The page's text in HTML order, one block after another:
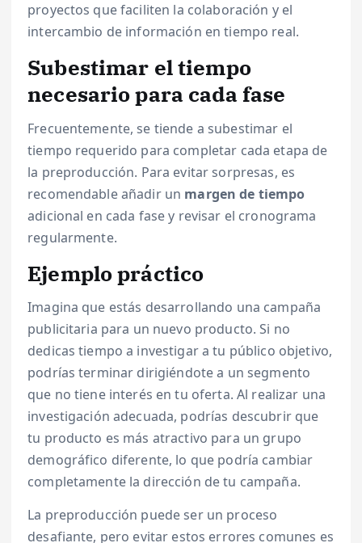
proyectos que faciliten la colaboración y el
intercambio de información en tiempo real.
Subestimar el tiempo
necesario para cada fase
Frecuentemente, se tiende a subestimar el
tiempo requerido para completar cada etapa de
la preproducción. Para evitar sorpresas, es
recomendable añadir un margen de tiempo
adicional en cada fase y revisar el cronograma
regularmente.
Ejemplo práctico
Imagina que estás desarrollando una campaña
publicitaria para un nuevo producto. Si no
dedicas tiempo a investigar a tu público objetivo,
podrías terminar dirigiéndote a un segmento
que no tiene interés en tu oferta. Al realizar una
investigación adecuada, podrías descubrir que
tu producto es más atractivo para un grupo
demográfico diferente, lo que podría cambiar
completamente la dirección de tu campaña.
La preproducción puede ser un proceso
desafiante, pero evitar estos errores comunes es